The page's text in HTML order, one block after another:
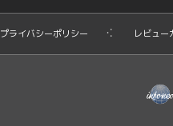
プライバシーポリシー レビュー